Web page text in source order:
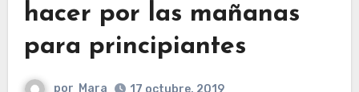
hacer por las mañanas
para principiantes
por Mara
17 octubre, 2019